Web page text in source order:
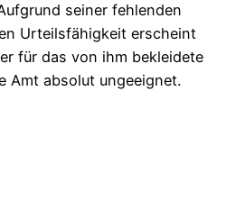
seiner fehlenden
Urteilsfähigkeit erscheint
für das von ihm bekleidete
Amt absolut ungeeignet.